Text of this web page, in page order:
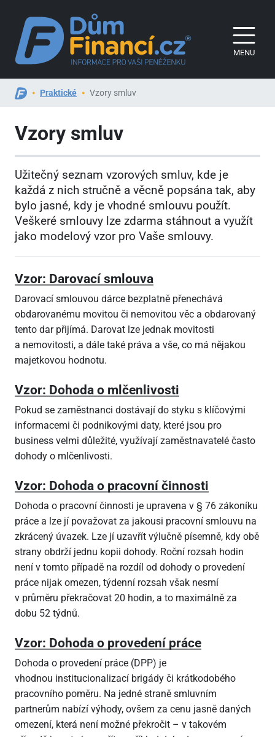
MENU
Praktické Vzory smluv
Vzory smluv
Užitečný seznam vzorových smluv, kde je
každá z nich stručně a věcně popsána tak, aby
bylo jasné, kdy je vhodné smlouvu použít.
Veškeré smlouvy lze zdarma stáhnout a využít
jako modelový vzor pro Vaše smlouvy.
Vzor: Darovací smlouva
Darovací smlouvou dárce bezplatně přenechává
obdarovanému movitou či nemovitou věc a obdarovaný
tento dar přijímá. Darovat lze jednak movitosti
a nemovitosti, a dále také práva a vše, co má nějakou
majetkovou hodnotu.
Vzor: Dohoda o mlčenlivosti
Pokud se zaměstnanci dostávají do styku s klíčovými
informacemi či podnikovými daty, které jsou pro
business velmi důležité, využívají zaměstnavatelé často
dohody o mlčenlivosti.
Vzor: Dohoda o pracovní činnosti
Dohoda o pracovní činnosti je upravena v § 76 zákoníku
práce a lze jí považovat za jakousi pracovní smlouvu na
zkrácený úvazek. Lze jí uzavřít výlučně písemně, kdy obě
strany obdrží jednu kopii dohody. Roční rozsah hodin
není v tomto případě na rozdíl od dohody o provedení
práce nijak omezen, týdenní rozsah však nesmí
v průměru překračovat 20 hodin, a to maximálně za
dobu 52 týdnů.
Vzor: Dohoda o provedení práce
Dohoda o provedení práce (DPP) je
vhodnou institucionalizací brigády či krátkodobého
pracovního poměru. Na jedné straně smluvním
partnerům nabízí výhody, ovšem za cenu jasně daných
omezení, která není možné překročit – v takovém